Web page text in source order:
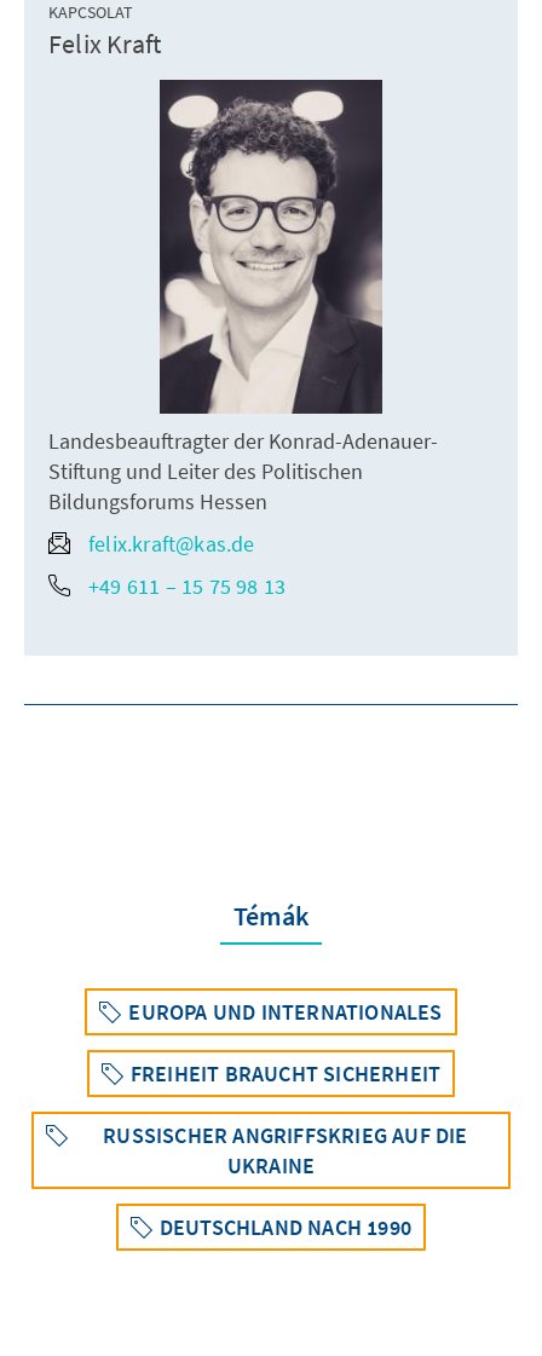
KAPCSOLAT
Felix Kraft
Landesbeauftragter der Konrad-Adenauer-
Stiftung und Leiter des Politischen
Bildungsforums Hessen
felix.kraft@kas.de
+49 611 – 15 75 98 13
Témák
EUROPA UND INTERNATIONALES
FREIHEIT BRAUCHT SICHERHEIT
RUSSISCHER ANGRIFFSKRIEG AUF DIE
UKRAINE
DEUTSCHLAND NACH 1990